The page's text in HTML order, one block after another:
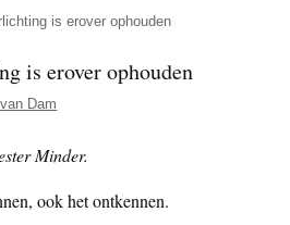
is erover ophouden
is erover ophouden
Dam
Minder.
ook het ontkennen.